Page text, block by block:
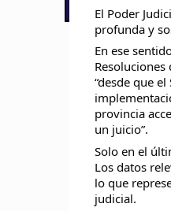
El Poder
profunda y
En ese
“desde que
provincia
un juicio”.
Solo en el
Los datos
lo que
judicial.